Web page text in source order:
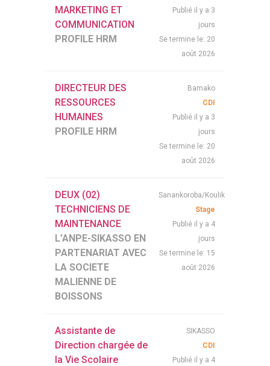
MARKETING ET
COMMUNICATION
PROFILE HRM
Publié il y a 3
jours
Se termine le: 20
août 2026
DIRECTEUR DES
RESSOURCES
HUMAINES
PROFILE HRM
Bamako
CDI
Publié il y a 3
jours
Se termine le: 20
août 2026
DEUX (02)
TECHNICIENS DE
MAINTENANCE
L’ANPE-SIKASSO EN
PARTENARIAT AVEC
LA SOCIETE
MALIENNE DE
BOISSONS
Sanankoroba/Koulikoro
Stage
Publié il y a 4
jours
Se termine le: 15
août 2026
Assistante de
Direction chargée de
la Vie Scolaire
SIKASSO
CDI
Publié il y a 4